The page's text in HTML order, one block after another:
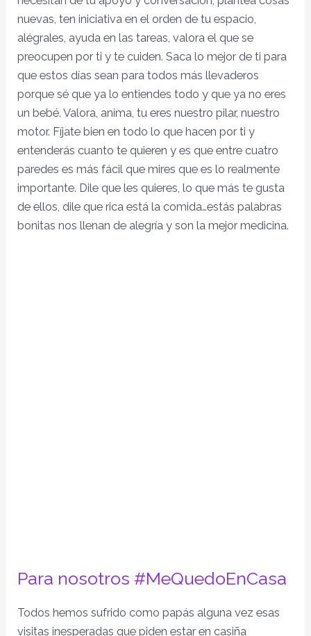
nuevas, ten iniciativa en el orden de tu espacio,
alégrales, ayuda en las tareas, valora el que se
preocupen por ti y te cuiden. Saca lo mejor de ti para
que estos días sean para todos más llevaderos
porque sé que ya lo entiendes todo y que ya no eres
un bebé. Valora, anima, tu eres nuestro pilar, nuestro
motor. Fíjate bien en todo lo que hacen por ti y
entenderás cuanto te quieren y es que entre cuatro
paredes es más fácil que mires que es lo realmente
importante. Dile que les quieres, lo que más te gusta
de ellos, dile que rica está la comida…estás palabras
bonitas nos llenan de alegría y son la mejor medicina.
Para nosotros #MeQuedoEnCasa
Todos hemos sufrido como papás alguna vez esas
visitas inesperadas que piden estar en casiña